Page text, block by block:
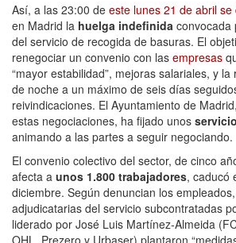
Así, a las 23:00 de este lunes 21 de abril
en Madrid la huelga indefinida convocada
del servicio de recogida de basuras. El
renegociar un convenio con las empresas
“mayor estabilidad”, mejoras salariales, y
de noche a un máximo de seis días
reivindicaciones. El Ayuntamiento de
estas negociaciones, ha fijado unos
animando a las partes a seguir negociando.
El convenio colectivo del sector, de cinco
afecta a unos 1.800 trabajadores, caducó
diciembre. Según denuncian los
adjudicatarias del servicio subcontratadas
liderado por José Luis Martínez-Almeida
OHL, Prezero y Urbaser) plantaron